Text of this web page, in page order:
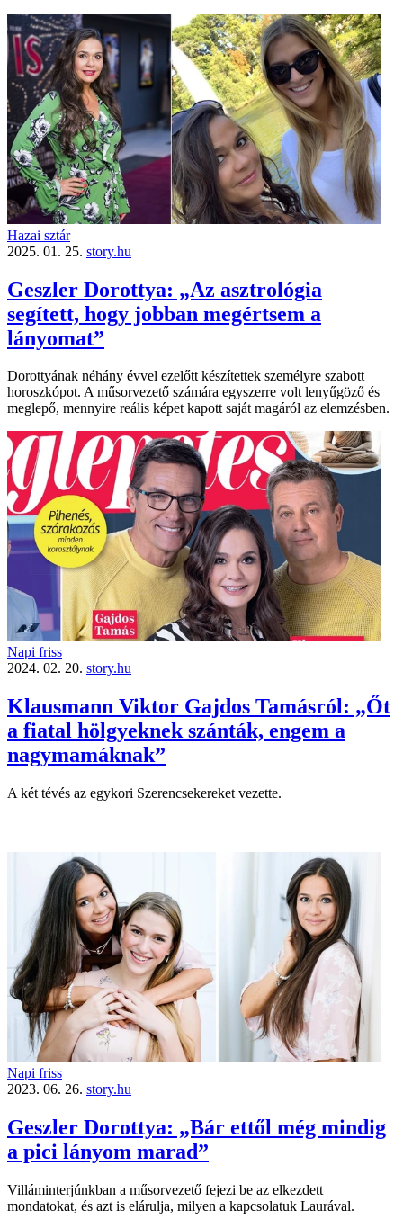
Hazai sztár
2025. 01. 25. story.hu
Geszler Dorottya: „Az asztrológia
segített, hogy jobban megértsem a
lányomat”
Dorottyának néhány évvel ezelőtt készítettek személyre szabott
horoszkópot. A műsorvezető számára egyszerre volt lenyűgöző és
meglepő, mennyire reális képet kapott saját magáról az elemzésben.
Napi friss
2024. 02. 20. story.hu
Klausmann Viktor Gajdos Tamásról: „Őt
a fiatal hölgyeknek szánták, engem a
nagymamáknak”
A két tévés az egykori Szerencsekereket vezette.
Napi friss
2023. 06. 26. story.hu
Geszler Dorottya: „Bár ettől még mindig
a pici lányom marad”
Villáminterjúnkban a műsorvezető fejezi be az elkezdett
mondatokat, és azt is elárulja, milyen a kapcsolatuk Laurával.